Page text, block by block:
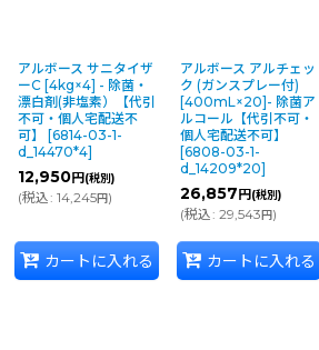
アルボース サニタイザ
ーC [4kg×4] - 除菌・
漂白剤(非塩素）【代引
不可・個人宅配送不
可】
[6814-03-1-
d_14470*4]
12,950円 (税別)
(税込: 14,245円)
カートに入れる
アルボース アルチェッ
ク (ガンスプレー付)
[400mL×20]- 除菌ア
ルコール【代引不可・
個人宅配送不可】
[6808-03-1-
d_14209*20]
26,857 円 (税別)
(税込: 29,543円)
カートに入れる